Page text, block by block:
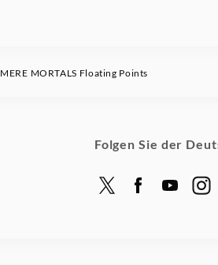
MERE MORTALS Floating Points
Folgen Sie der